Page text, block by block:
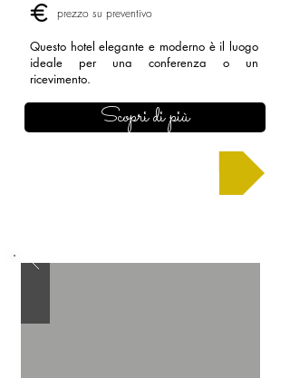
prezzo su preventivo
Questo hotel elegante e moderno è il luogo
ideale per una conferenza o un
ricevimento.
Scopri di più